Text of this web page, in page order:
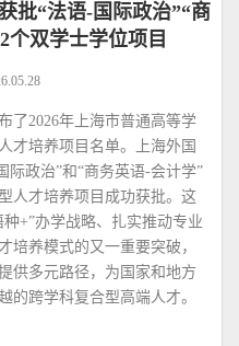
批“法语-国际政治”“商
个双学士学位项目
了2026年上海市普通高等学
才培养项目名单。上海外国
际政治”和“商务英语-会计学”
人才培养项目成功获批。这
+”办学战略、扎实推动专业
培养模式的又一重要突破，
供多元路径，为国家和地方
的跨学科复合型高端人才。